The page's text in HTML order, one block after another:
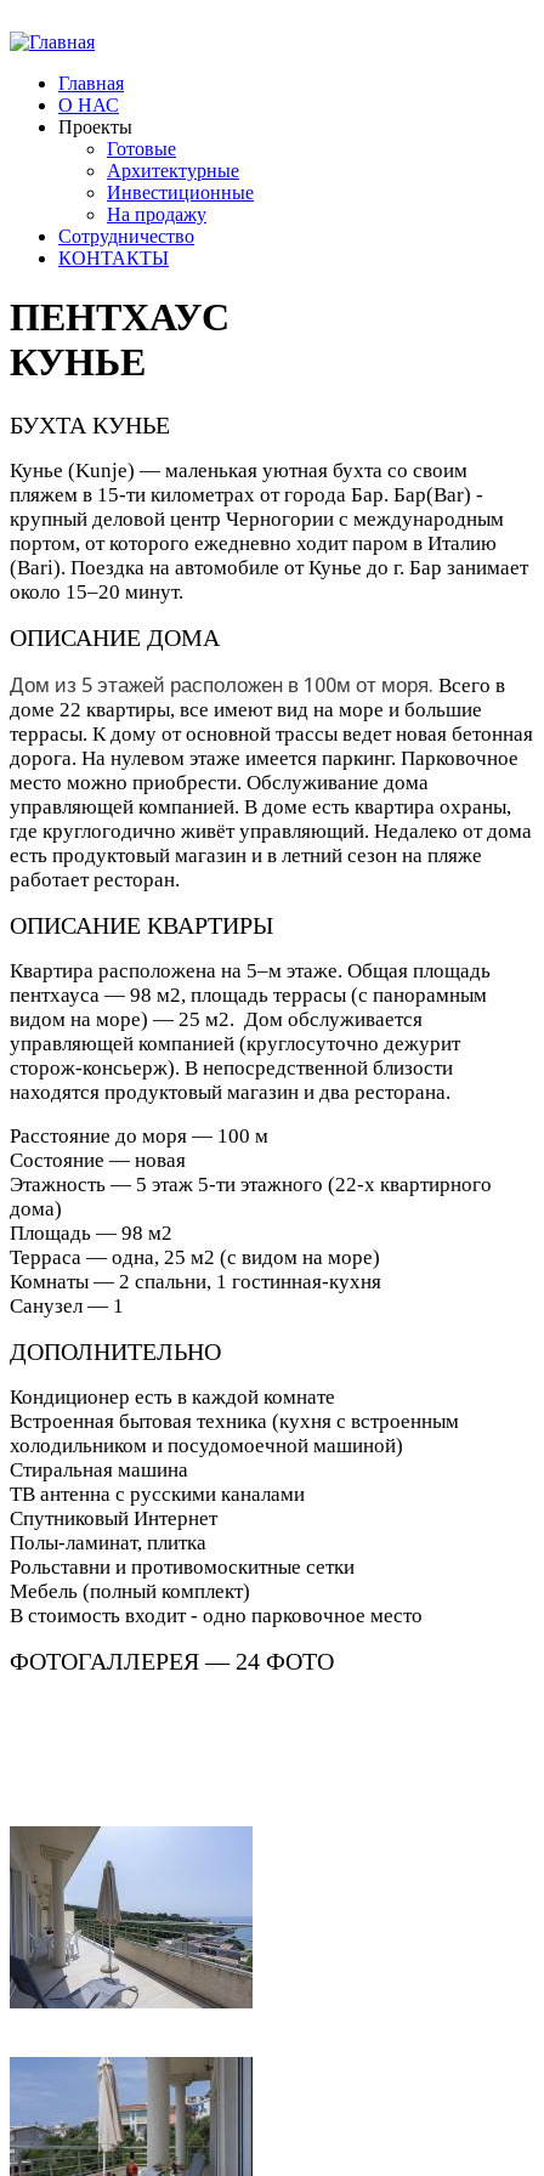
Главная
О НАС
Проекты
Готовые
Архитектурные
Инвестиционные
На продажу
Сотрудничество
КОНТАКТЫ
ПЕНТХАУС
КУНЬЕ
БУХТА КУНЬЕ
Кунье (Kunje) — маленькая уютная бухта со своим
пляжем в 15-ти километрах от города Бар. Бар(Bar) -
крупный деловой центр Черногории с международным
портом, от которого ежедневно ходит паром в Италию
(Bari). Поездка на автомобиле от Кунье до г. Бар занимает
около 15–20 минут.
ОПИСАНИЕ ДОМА
Дом из 5 этажей расположен в 100м от моря. Всего в
доме 22 квартиры, все имеют вид на море и большие
террасы. К дому от основной трассы ведет новая бетонная
дорога. На нулевом этаже имеется паркинг. Парковочное
место можно приобрести. Обслуживание дома
управляющей компанией. В доме есть квартира охраны,
где круглогодично живёт управляющий. Недалеко от дома
есть продуктовый магазин и в летний сезон на пляже
работает ресторан.
ОПИСАНИЕ КВАРТИРЫ
Квартира расположена на 5–м этаже. Общая площадь
пентхауса — 98 м2, площадь террасы (с панорамным
видом на море) — 25 м2. Дом обслуживается
управляющей компанией (круглосуточно дежурит
сторож-консьерж). В непосредственной близости
находятся продуктовый магазин и два ресторана.
Расстояние до моря — 100 м
Состояние — новая
Этажность — 5 этаж 5-ти этажного (22-х квартирного
дома)
Площадь — 98 м2
Терраса — одна, 25 м2 (с видом на море)
Комнаты — 2 спальни, 1 гостинная-кухня
Санузел — 1
ДОПОЛНИТЕЛЬНО
Кондиционер есть в каждой комнате
Встроенная бытовая техника (кухня с встроенным
холодильником и посудомоечной машиной)
Стиральная машина
ТВ антенна с русскими каналами
Спутниковый Интернет
Полы-ламинат, плитка
Рольставни и противомоскитные сетки
Мебель (полный комплект)
В стоимость входит - одно парковочное место
ФОТОГАЛЛЕРЕЯ — 24 ФОТО